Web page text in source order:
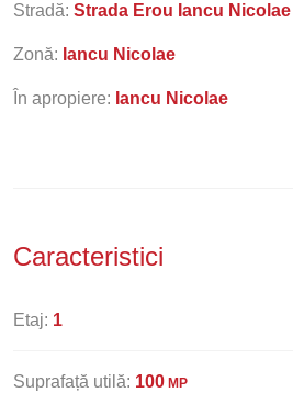
Stradă: Strada Erou Iancu Nicolae
Zonă: Iancu Nicolae
În apropiere: Iancu Nicolae
Caracteristici
Etaj: 1
Suprafață utilă: 100 MP